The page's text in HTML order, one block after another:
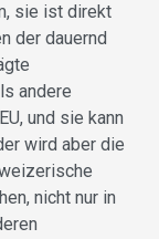
sie ist direkt
der dauernd
andere
und sie kann
wird aber die
nicht nur in